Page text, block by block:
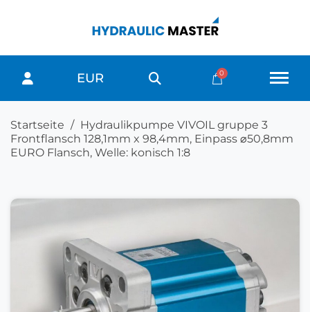
EUR
Startseite
Hydraulikpumpe VIVOIL gruppe 3
Frontflansch 128,1mm x 98,4mm, Einpass ⌀50,8mm
EURO Flansch, Welle: konisch 1:8